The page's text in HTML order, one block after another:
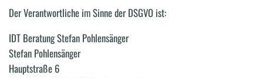
Der Verantwortliche im Sinne der DSGVO ist:
IDT Beratung Stefan Pohlensänger
Stefan Pohlensänger
Hauptstraße 6